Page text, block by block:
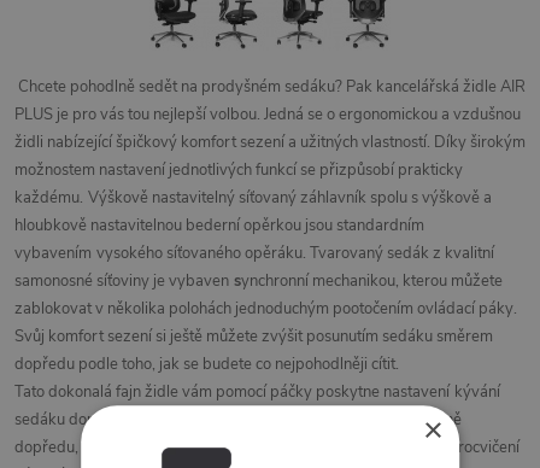
Chcete pohodlně sedět na prodyšném sedáku? Pak kancelářská židle AIR
PLUS je pro vás tou nejlepší volbou. Jedná se oergonomickou a vzdušnou
židli nabízející špičkový komfort sezení a užitných vlastností. Díky širokým
možnostem nastavení jednotlivých funkcí se přizpůsobí prakticky
každému. Výškově nastavitelný síťovaný záhlavník spolu s výškově a
hloubkově nastavitelnou bederní opěrkou jsou standardním
vybavením vysokého síťovaného opěráku. Tvarovaný sedák z kvalitní
samonosné síťoviny je vybaven synchronní mechanikou, kterou můžete
zablokovat v několika polohách jednoduchým pootočením ovládací páky.
Svůj komfort sezení si ještě můžete zvýšit posunutím sedáku směrem
dopředu podle toho, jak se budete co nejpohodlněji cítit.
Tato dokonalá fajn židle vám pomocí páčky poskytne nastavení kývání
sedáku dopředu
. To znamená, že si můžete naklonit sedák mírně
dopředu, a tím podpořit správné proudění krve v nohách nebo procvičení
×